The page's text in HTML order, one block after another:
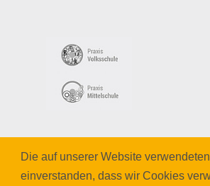
Die auf unserer Website
einverstanden, dass wir Cookies
Impressum